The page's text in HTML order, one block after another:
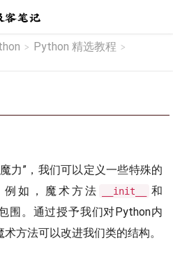
> Python 精选教程 >
力”，我们可以定义一些特殊的
如，魔术方法
__init__ 和
围。通过授予我们对Python内
方法可以改进我们类的结构。